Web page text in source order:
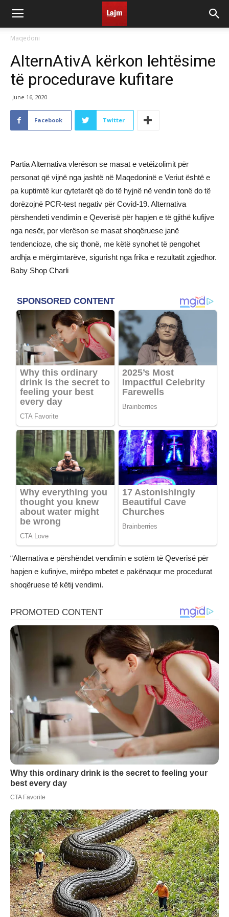
Maqedoni
AlternAtivA kërkon lehtësime
të procedurave kufitare
June 16, 2020
Facebook Twitter
Partia Alternativa vlerëson se masat e vetëizolimit për
personat që vijnë nga jashtë në Maqedoninë e Veriut është e
pa kuptimtë kur qytetarët që do të hyjnë në vendin tonë do të
dorëzojnë PCR-test negativ për Covid-19. Alternativa
përshendeti vendimin e Qeverisë për hapjen e të gjithë kufijve
nga nesër, por vlerëson se masat shoqëruese janë
tendencioze, dhe siç thonë, me këtë synohet të pengohet
ardhja e mërgimtarëve, sigurisht nga frika e rezultatit zgjedhor.
Baby Shop Charli
“Alternativa e përshëndet vendimin e sotëm të Qeverisë për
hapjen e kufinjve, mirëpo mbetet e pakënaqur me procedurat
shoqëruese të këtij vendimi.